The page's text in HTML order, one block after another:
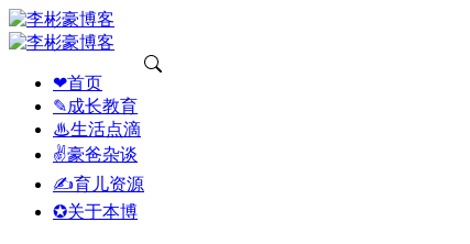
❤首页
✎成长教育
♨生活点滴
✌豪爸杂谈
✍育儿资源
✪关于本博